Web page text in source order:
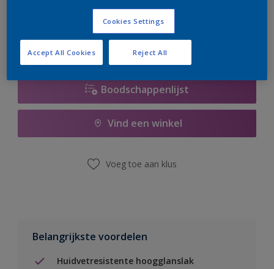
er hard aan om de voorraad aan te vullen.
Boodschappenlijst
Vind een winkel
Voeg toe aan klus
Belangrijkste voordelen
Huidvetresistente hoogglanslak
Cookies Settings
Reject All
Accept All Cookies